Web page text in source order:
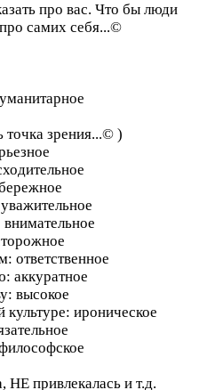
про вас. Что бы люди
самих себя...©
точка зрения...© )
ответственное
аккуратное
высокое
ироническое
НЕ привлекалась и т.д.